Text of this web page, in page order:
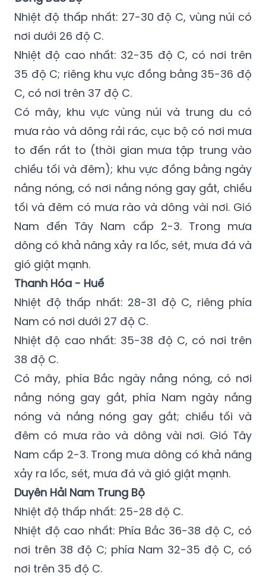
Nhiệt độ thấp nhất: 27-30 độ C, vùng núi có
nơi dưới 26 độ C.
Nhiệt độ cao nhất: 32-35 độ C, có nơi trên
35 độ C; riêng khu vực đồng bằng 35-36 độ
C, có nơi trên 37 độ C.
Có mây, khu vực vùng núi và trung du có
mưa rào và dông rải rác, cục bộ có nơi mưa
to đến rất to (thời gian mưa tập trung vào
chiều tối và đêm); khu vực đồng bằng ngày
nắng nóng, có nơi nắng nóng gay gắt, chiều
tối và đêm có mưa rào và dông vài nơi. Gió
Nam đến Tây Nam cấp 2-3. Trong mưa
dông có khả năng xảy ra lốc, sét, mưa đá và
gió giật mạnh.
Thanh Hóa - Huế
Nhiệt độ thấp nhất: 28-31 độ C, riêng phía
Nam có nơi dưới 27 độ C.
Nhiệt độ cao nhất: 35-38 độ C, có nơi trên
38 độ C.
Có mây, phía Bắc ngày nắng nóng, có nơi
nắng nóng gay gắt, phía Nam ngày nắng
nóng và nắng nóng gay gắt; chiều tối và
đêm có mưa rào và dông vài nơi. Gió Tây
Nam cấp 2-3. Trong mưa dông có khả năng
xảy ra lốc, sét, mưa đá và gió giật mạnh.
Duyên Hải Nam Trung Bộ
Nhiệt độ thấp nhất: 25-28 độ C.
Nhiệt độ cao nhất: Phía Bắc 36-38 độ C, có
nơi trên 38 độ C; phía Nam 32-35 độ C, có
nơi trên 35 độ C.